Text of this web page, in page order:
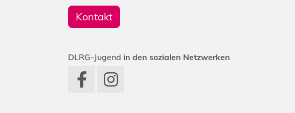
Kontakt
DLRG-Jugend in den sozialen Netzwerken